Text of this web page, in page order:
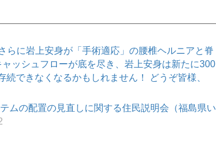
らに岩上安身が「手術適応」の腰椎ヘルニアと脊
ッシュフローが底を尽き、岩上安身は新たに300
できなくなるかもしれません！ どうぞ皆様、
ムの配置の見直しに関する住民説明会（福島県い